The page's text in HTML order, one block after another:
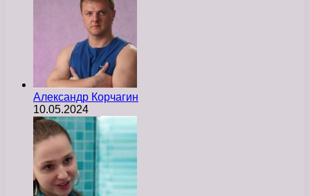
Александр Корчагин
10.05.2024